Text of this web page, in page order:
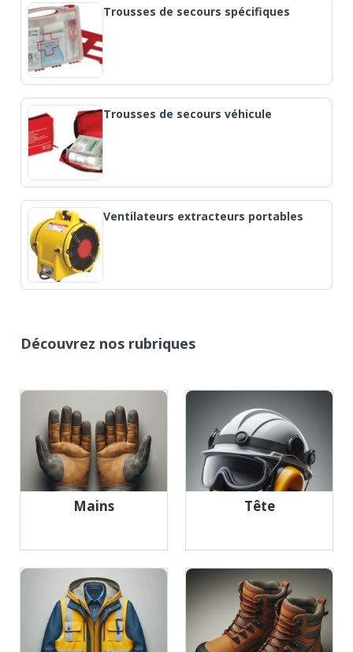
Trousses de secours spécifiques
Trousses de secours véhicule
Ventilateurs extracteurs portables
Découvrez nos rubriques
Mains Tête